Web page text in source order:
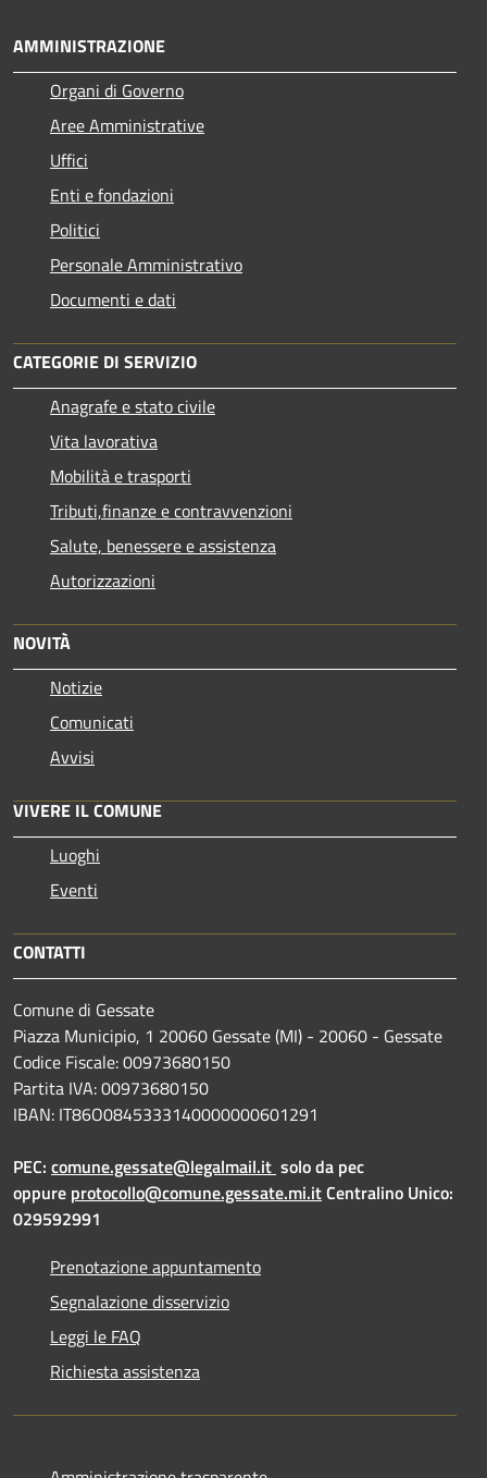
AMMINISTRAZIONE
Organi di Governo
Aree Amministrative
Uffici
Enti e fondazioni
Politici
Personale Amministrativo
Documenti e dati
CATEGORIE DI SERVIZIO
Anagrafe e stato civile
Vita lavorativa
Mobilità e trasporti
Tributi,finanze e contravvenzioni
Salute, benessere e assistenza
Autorizzazioni
NOVITÀ
Notizie
Comunicati
Avvisi
VIVERE IL COMUNE
Luoghi
Eventi
CONTATTI
Comune di Gessate
Piazza Municipio, 1 20060 Gessate (MI) - 20060 - Gessate
Codice Fiscale: 00973680150
Partita IVA: 00973680150
IBAN: IT86O0845333140000000601291
PEC: comune.gessate@legalmail.it solo da pec
oppure protocollo@comune.gessate.mi.itCentralino Unico:
029592991
Prenotazione appuntamento
Segnalazione disservizio
Leggi le FAQ
Richiesta assistenza